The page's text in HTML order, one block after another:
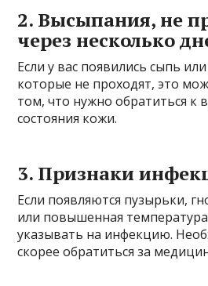
2. Высыпания, не
через несколько
Если у вас появились сыпь
которые не проходят, это
том, что нужно обратиться к
состояния кожи.
3. Признаки
Если появляются пузырьки,
или повышенная
указывать на инфекцию.
скорее обратиться за